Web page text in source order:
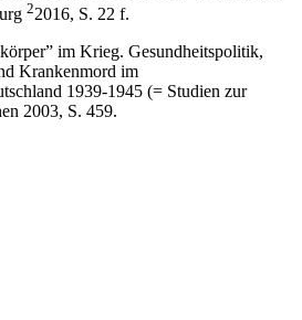
22016, S. 22 f.
im Krieg. Gesundheitspolitik,
Krankenmord im
1939-1945 (= Studien zur
2003, S. 459.